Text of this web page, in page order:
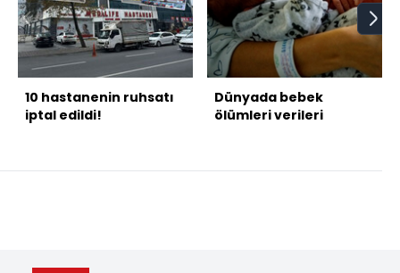
10 hastanenin ruhsatı
iptal edildi!
Dünyada bebek
ölümleri verileri